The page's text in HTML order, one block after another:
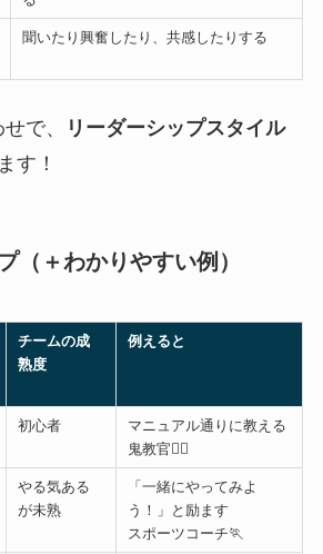
聞いたり興奮したり、共感したりする
で、
リーダーシップスタイル
す！
（＋わかりやすい例）
チームの成
熟度
例えると
初心者
マニュアル通りに教える
鬼教官👨‍✈️
やる気ある
が未熟
「一緒にやってみよ
う！」と励ます
スポーツコーチ🏃